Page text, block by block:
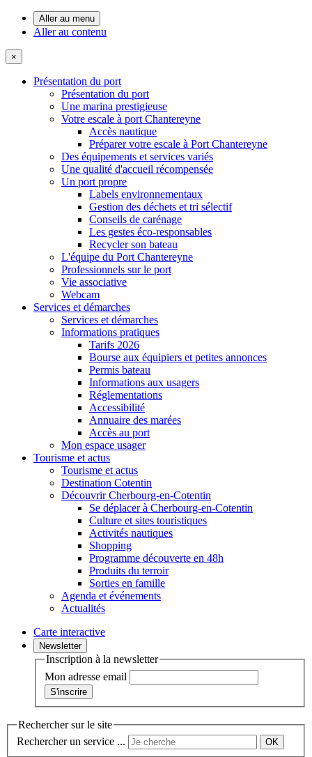
Aller au menu
Aller au contenu
×
Présentation du port
Présentation du port
Une marina prestigieuse
Votre escale à port Chantereyne
Accès nautique
Préparer votre escale à Port Chantereyne
Des équipements et services variés
Une qualité d'accueil récompensée
Un port propre
Labels environnementaux
Gestion des déchets et tri sélectif
Conseils de carénage
Les gestes éco-responsables
Recycler son bateau
L'équipe du Port Chantereyne
Professionnels sur le port
Vie associative
Webcam
Services et démarches
Services et démarches
Informations pratiques
Tarifs 2026
Bourse aux équipiers et petites annonces
Permis bateau
Informations aux usagers
Réglementations
Accessibilité
Annuaire des marées
Accès au port
Mon espace usager
Tourisme et actus
Tourisme et actus
Destination Cotentin
Découvrir Cherbourg-en-Cotentin
Se déplacer à Cherbourg-en-Cotentin
Culture et sites touristiques
Activités nautiques
Shopping
Programme découverte en 48h
Produits du terroir
Sorties en famille
Agenda et événements
Actualités
Carte interactive
Newsletter
Inscription à la newsletter
Mon adresse email
Rechercher sur le site
Rechercher un service ...